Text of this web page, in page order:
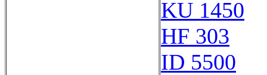
KU 1450
HF 303
ID 5500